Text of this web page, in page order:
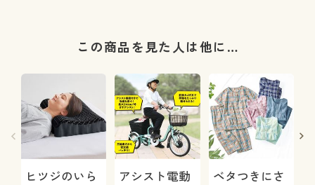
この商品を見た人は他に…
ヒツジのいら
アシスト電動
ベタつきにさ